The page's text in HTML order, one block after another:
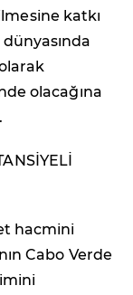
katkı
olacağına
hacmini
Cabo Verde